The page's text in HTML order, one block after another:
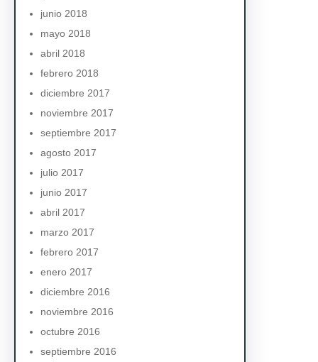
junio 2018
mayo 2018
abril 2018
febrero 2018
diciembre 2017
noviembre 2017
septiembre 2017
agosto 2017
julio 2017
junio 2017
abril 2017
marzo 2017
febrero 2017
enero 2017
diciembre 2016
noviembre 2016
octubre 2016
septiembre 2016